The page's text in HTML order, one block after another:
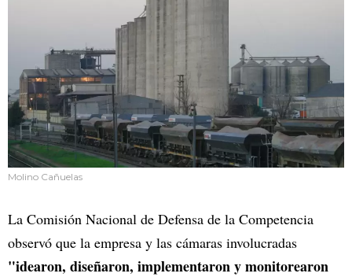
Molino Cañuelas
La Comisión Nacional de Defensa de la Competencia
observó que la empresa y las cámaras involucradas
"idearon, diseñaron, implementaron y monitorearon